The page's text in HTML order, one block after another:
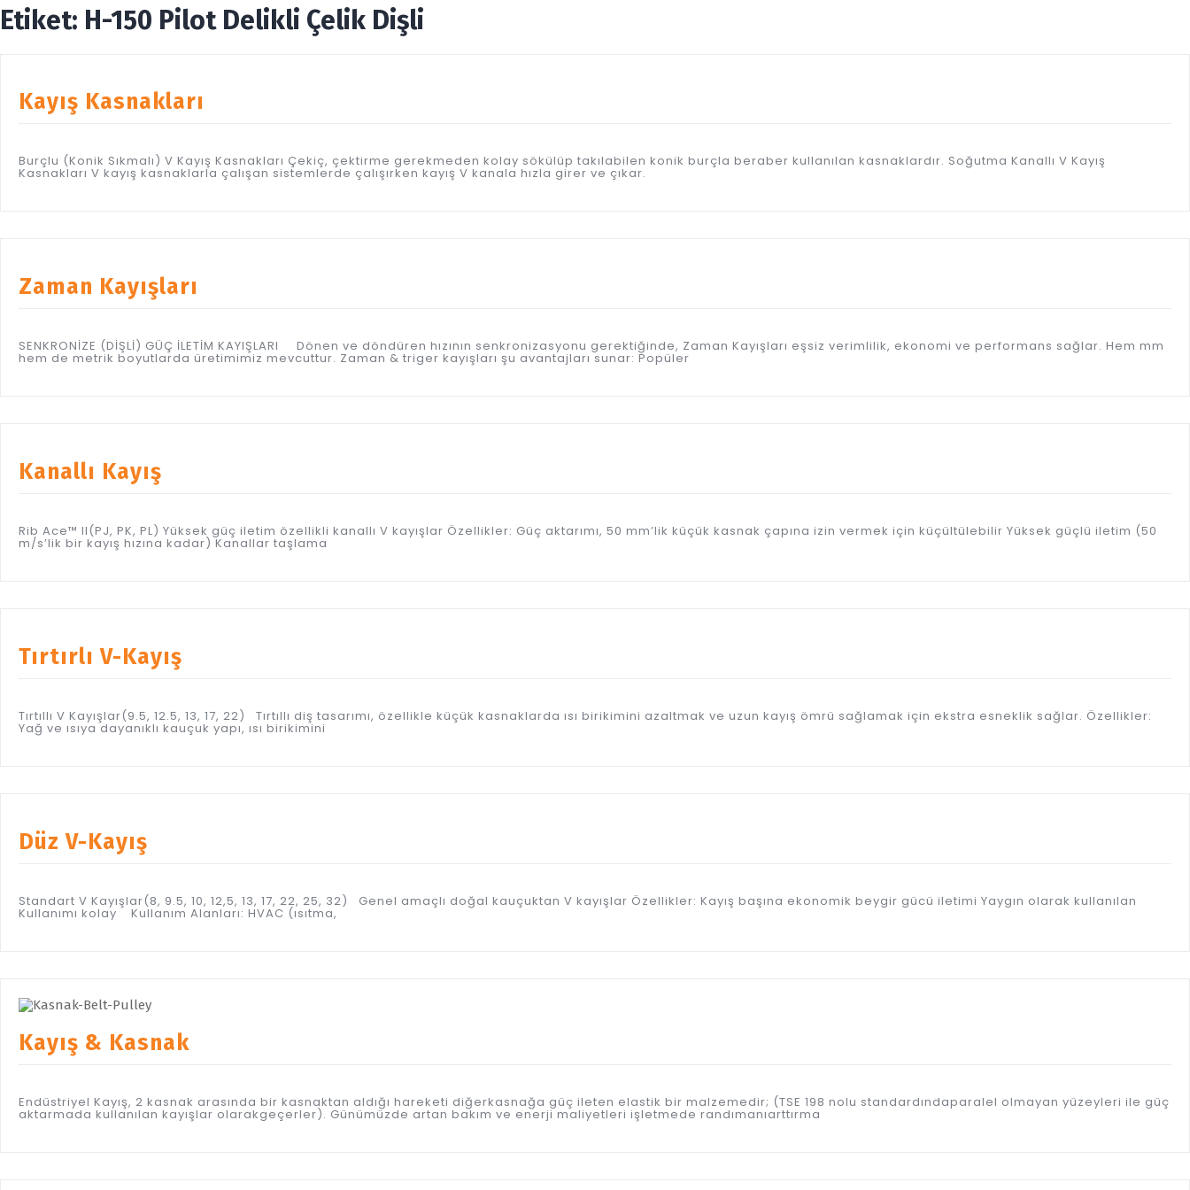
Etiket: H-150 Pilot Delikli Çelik Dişli
Kayış Kasnakları
Burçlu (Konik Sıkmalı) V Kayış Kasnakları Çekiç, çektirme gerekmeden kolay sökülüp takılabilen konik burçla beraber kullanılan kasnaklardır. Soğutma Kanallı V Kayış
Kasnakları V kayış kasnaklarla çalışan sistemlerde çalışırken kayış V kanala hızla girer ve çıkar.
Zaman Kayışları
SENKRONİZE (DİŞLİ) GÜÇ İLETİM KAYIŞLARI Dönen ve döndüren hızının senkronizasyonu gerektiğinde, Zaman Kayışları eşsiz verimlilik, ekonomi ve performans sağlar. Hem mm
hem de metrik boyutlarda üretimimiz mevcuttur. Zaman & triger kayışları şu avantajları sunar: Popüler
Kanallı Kayış
Rib Ace™ II(PJ, PK, PL) Yüksek güç iletim özellikli kanallı V kayışlar Özellikler: Güç aktarımı, 50 mm’lik küçük kasnak çapına izin vermek için küçültülebilir Yüksek güçlü iletim (50
m/s’lik bir kayış hızına kadar) Kanallar taşlama
Tırtırlı V-Kayış
Tırtıllı V Kayışlar(9.5, 12.5, 13, 17, 22) Tırtıllı diş tasarımı, özellikle küçük kasnaklarda ısı birikimini azaltmak ve uzun kayış ömrü sağlamak için ekstra esneklik sağlar. Özellikler:
Yağ ve ısıya dayanıklı kauçuk yapı, ısı birikimini
Düz V-Kayış
Standart V Kayışlar(8, 9.5, 10, 12,5, 13, 17, 22, 25, 32) Genel amaçlı doğal kauçuktan V kayışlar Özellikler: Kayış başına ekonomik beygir gücü iletimi Yaygın olarak kullanılan
Kullanımı kolay Kullanım Alanları: HVAC (ısıtma,
Kayış & Kasnak
Endüstriyel Kayış, 2 kasnak arasında bir kasnaktan aldığı hareketi diğerkasnağa güç ileten elastik bir malzemedir; (TSE 198 nolu standardındaparalel olmayan yüzeyleri ile güç
aktarmada kullanılan kayışlar olarakgeçerler). Günümüzde artan bakım ve enerji maliyetleri işletmede randımanıarttırma